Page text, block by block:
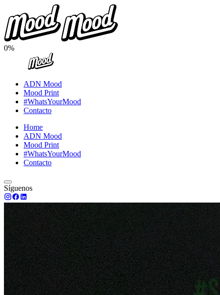
0%
ADN Mood
Mood Print
#WhatsYourMood
Contacto
Home
ADN Mood
Mood Print
#WhatsYourMood
Contacto
Síguenos